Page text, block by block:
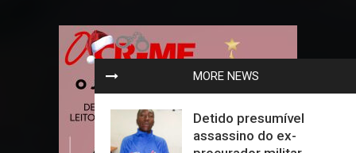
MORE NEWS
Detido presumível
assassino do ex-